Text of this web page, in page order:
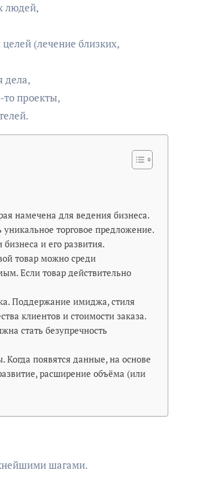
людей,
(лечение близких,
дела,
проекты,
намечена для ведения бизнеса.
уникальное торговое предложение.
и его развития.
товар можно среди
Если товар действительно
Поддержание имиджа, стиля
клиентов и стоимости заказа.
стать безупречность
Когда появятся данные, на основе
расширение объёма (или
шагами.